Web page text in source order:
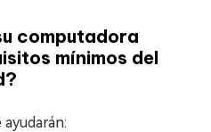
computadora
mínimos del